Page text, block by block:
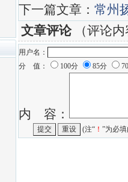
下一篇文章： 常州
文章评论（评论内
用户名：
分 值：
100分 85分
内 容：
(注“ ！ ”为必